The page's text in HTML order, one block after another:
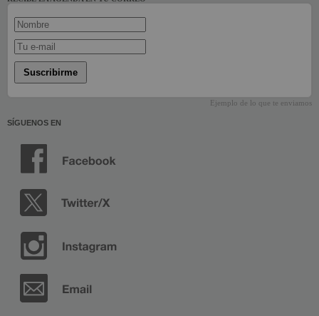
Suscribirme
Ejemplo de lo que te enviamos
SÍGUENOS EN